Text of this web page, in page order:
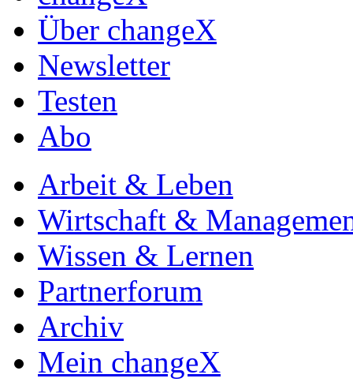
Über changeX
Newsletter
Testen
Abo
Arbeit & Leben
Wirtschaft &
Wissen & Lernen
Partnerforum
Archiv
Mein changeX